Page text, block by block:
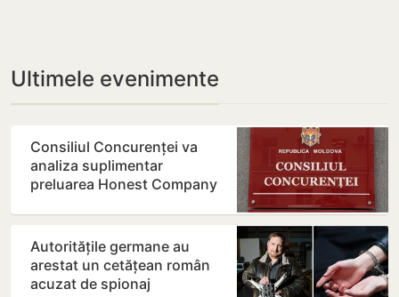
Ultimele evenimente
Consiliul Concurenței va
analiza suplimentar
preluarea Honest Company
Autoritățile germane au
arestat un cetățean român
acuzat de spionaj